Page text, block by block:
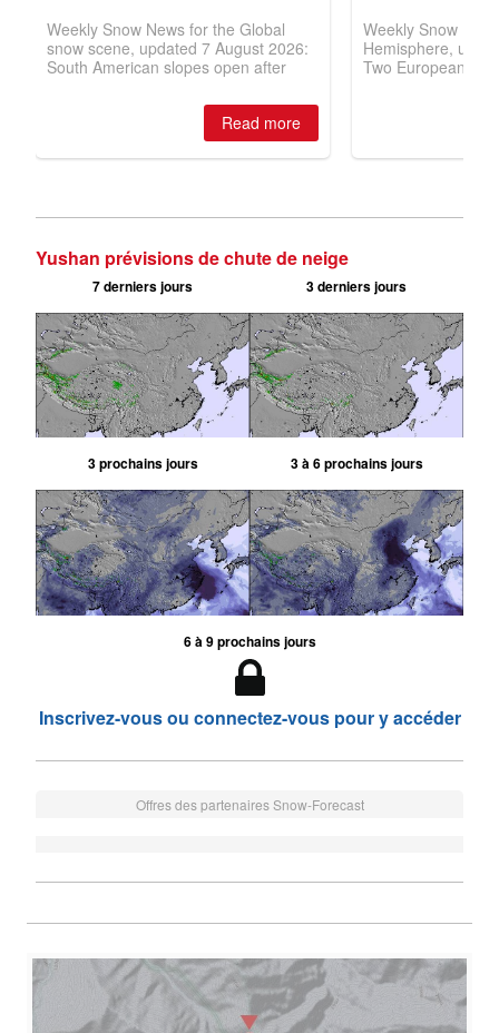
Yushan prévisions de chute de neige
7 derniers jours 3 derniers jours
3 prochains jours 3 à 6 prochains jours
6 à 9 prochains jours
Inscrivez-vous ou connectez-vous pour y accéder
Offres des partenaires Snow-Forecast